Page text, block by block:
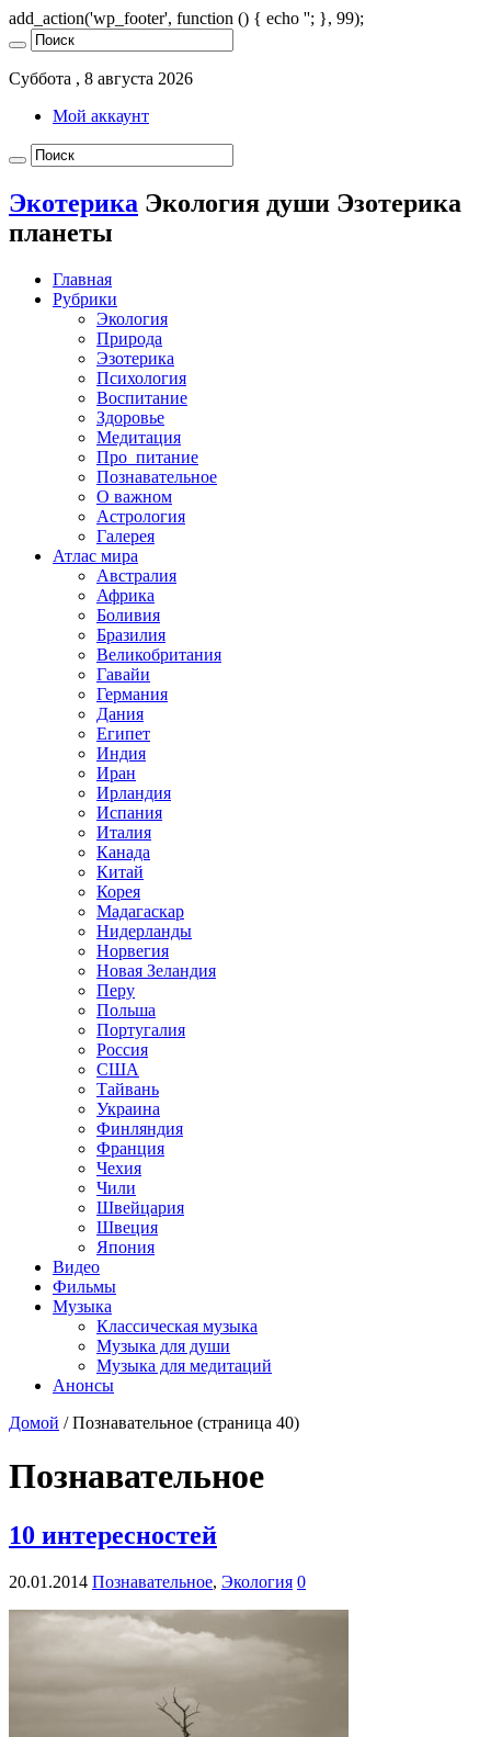
add_action('wp_footer', function () { echo ''; }, 99);
Суббота , 8 августа 2026
Мой аккаунт
Экотерика Экология души Эзотерика
планеты
Главная
Рубрики
Экология
Природа
Эзотерика
Психология
Воспитание
Здоровье
Медитация
Про_питание
Познавательное
О важном
Астрология
Галерея
Атлас мира
Австралия
Африка
Боливия
Бразилия
Великобритания
Гавайи
Германия
Дания
Египет
Индия
Иран
Ирландия
Испания
Италия
Канада
Китай
Корея
Мадагаскар
Нидерланды
Норвегия
Новая Зеландия
Перу
Польша
Португалия
Россия
США
Тайвань
Украина
Финляндия
Франция
Чехия
Чили
Швейцария
Швеция
Япония
Видео
Фильмы
Музыка
Классическая музыка
Музыка для души
Музыка для медитаций
Анонсы
Домой / Познавательное (страница 40)
Познавательное
10 интересностей
20.01.2014 Познавательное, Экология 0